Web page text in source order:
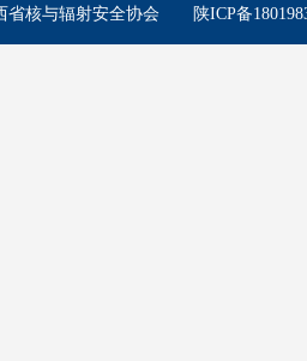
省核与辐射安全协会 陕ICP备